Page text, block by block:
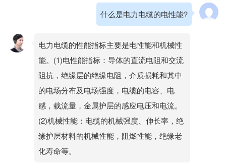
什么是电力电缆的电性能?
电力电缆的性能指标主要是电性能和机械性
能。(1)电性能指标：导体的直流电阻和交流
阻抗，绝缘层的绝缘电阻，介质损耗和其中
的电场分布及电场强度，电缆的电容、电
感，载流量，金属护层的感应电压和电流。
(2)机械性能：电缆的机械强度、伸长率，绝
缘护层材料的机械性能，阻燃性能，绝缘老
化寿命等。